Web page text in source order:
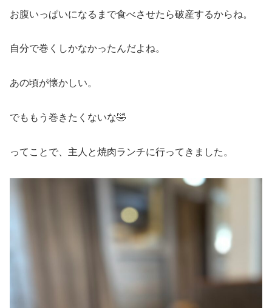
お腹いっぱいになるまで食べさせたら破産するからね。
自分で巻くしかなかったんだよね。
あの頃が懐かしい。
でももう巻きたくないな🤣
ってことで、主人と焼肉ランチに行ってきました。